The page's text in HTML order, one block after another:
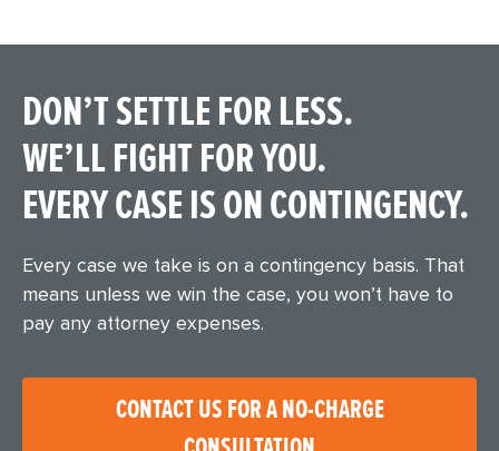
DON’T SETTLE FOR LESS.
WE’LL FIGHT FOR YOU.
EVERY CASE IS ON CONTINGENCY.
Every case we take is on a contingency basis. That
means unless we win the case, you won’t have to
pay any attorney expenses.
CONTACT US FOR A NO-CHARGE